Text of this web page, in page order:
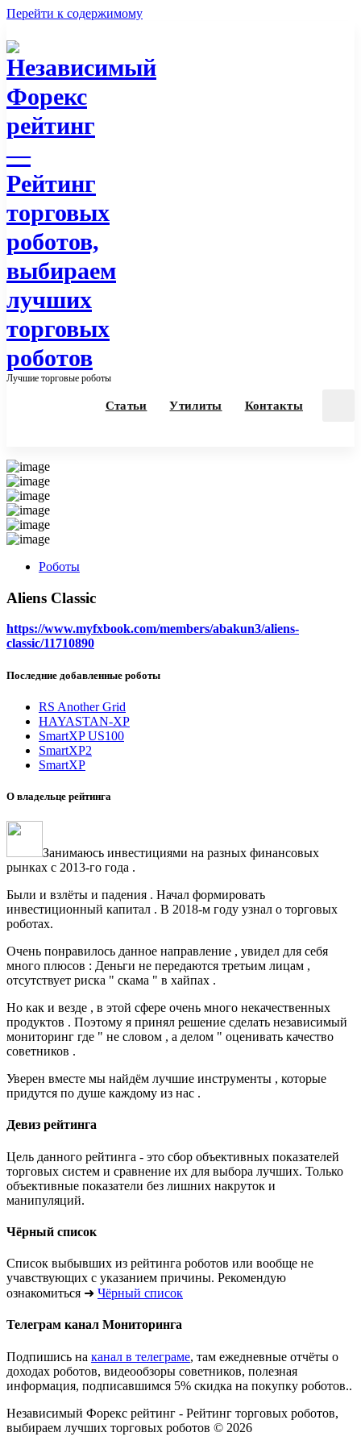
Перейти к содержимому
Лучшие торговые роботы
Статьи Утилиты Контакты
Роботы
Aliens Classic
https://www.myfxbook.com/members/abakun3/aliens-
classic/11710890
Последние добавленные роботы
RS Another Grid
HAYASTAN-XP
SmartXP US100
SmartXP2
SmartXP
О владельце рейтинга
Занимаюсь инвестициями на разных финансовых
рынках с 2013-го года .
Были и взлёты и падения . Начал формировать
инвестиционный капитал . В 2018-м году узнал о торговых
роботах.
Очень понравилось данное направление , увидел для себя
много плюсов : Деньги не передаются третьим лицам ,
отсутствует риска " скама " в хайпах .
Но как и везде , в этой сфере очень много некачественных
продуктов . Поэтому я принял решение сделать независимый
мониторинг где " не словом , а делом " оценивать качество
советников .
Уверен вместе мы найдём лучшие инструменты , которые
придутся по душе каждому из нас .
Девиз рейтинга
Цель данного рейтинга - это сбор объективных показателей
торговых систем и сравнение их для выбора лучших. Только
объективные показатели без лишних накруток и
манипуляций.
Чёрный список
Список выбывших из рейтинга роботов или вообще не
учавствующих с указанием причины. Рекомендую
ознакомиться ➜ Чёрный­ список
Телеграм канал Мониторинга
Подпишись на канал в телеграме, там ежедневные отчёты о
доходах роботов, видеообзоры советников, полезная
информация, подписавшимся 5% скидка на покупку роботов..
Независимый Форекс рейтинг - Рейтинг торговых роботов,
выбираем лучших торговых роботов © 2026